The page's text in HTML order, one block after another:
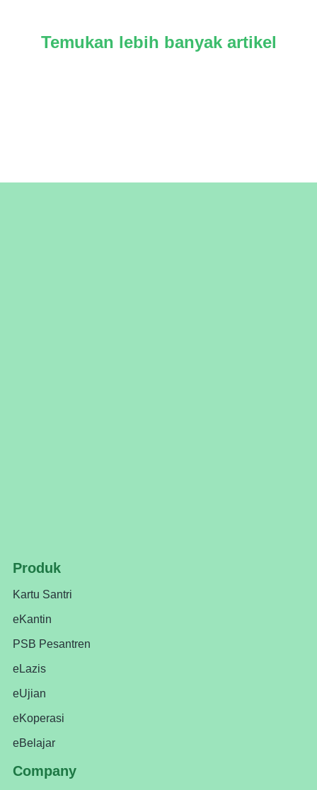
Temukan lebih banyak artikel
Produk
Kartu Santri
eKantin
PSB Pesantren
eLazis
eUjian
eKoperasi
eBelajar
Company